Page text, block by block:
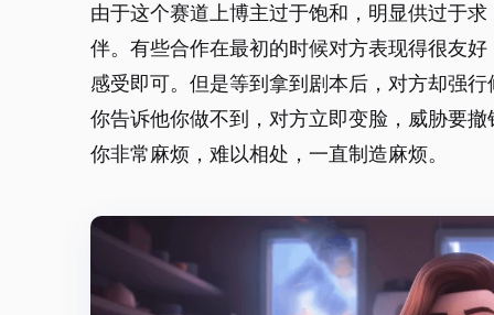
由于这个赛道上博主过于饱和，明显供过于
伴。有些合作在最初的时候对方表现得很友
感受即可。但是等到拿到剧本后，对方却强
你告诉他你做不到，对方立即变脸，威胁要
你非常麻烦，难以相处，一直制造麻烦。